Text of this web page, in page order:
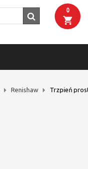
0
Renishaw
Trzpień